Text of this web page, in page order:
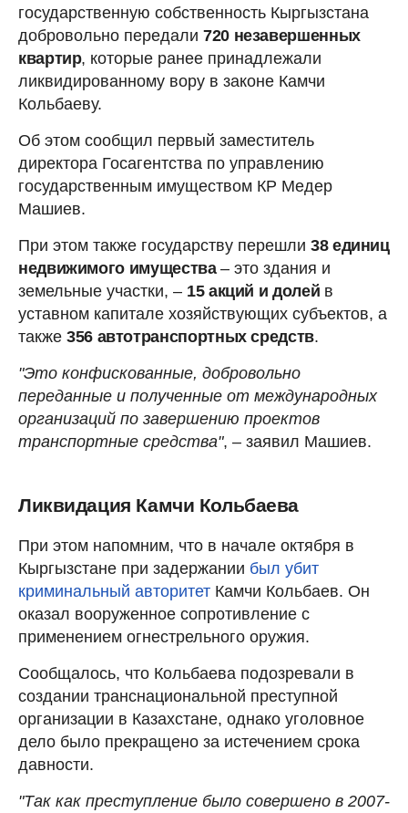
государственную собственность Кыргызстана
добровольно передали 720 незавершенных
квартир, которые ранее принадлежали
ликвидированному вору в законе Камчи
Кольбаеву.
Об этом сообщил первый заместитель
директора Госагентства по управлению
государственным имуществом КР Медер
Машиев.
При этом также государству перешли 38 единиц
недвижимого имущества– это здания и
земельные участки, – 15 акций и долей в
уставном капитале хозяйствующих субъектов, а
также 356 автотранспортных средств.
"Это конфискованные, добровольно
переданные и полученные от международных
организаций по завершению проектов
транспортные средства", – заявил Машиев.
Ликвидация Камчи Кольбаева
При этом напомним, что в начале октября в
Кыргызстане при задержании был убит
криминальный авторитет Камчи Кольбаев. Он
оказал вооруженное сопротивление с
применением огнестрельного оружия.
Сообщалось, что Кольбаева подозревали в
создании транснациональной преступной
организации в Казахстане, однако уголовное
дело было прекращено за истечением срока
давности.
"Так как преступление было совершено в 2007-